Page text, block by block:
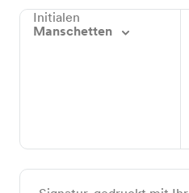
Initialen
Manschetten